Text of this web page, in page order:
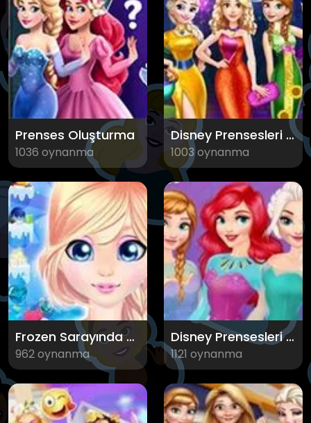
Prenses Oluşturma
1036 oynanma
Disney Prensesleri Baloda
1003 oynanma
Frozen Sarayında Gizlenmiş Eşyalar
962 oynanma
Disney Prensesleri Gökkuşağı Kıyafetleri
1121 oynanma